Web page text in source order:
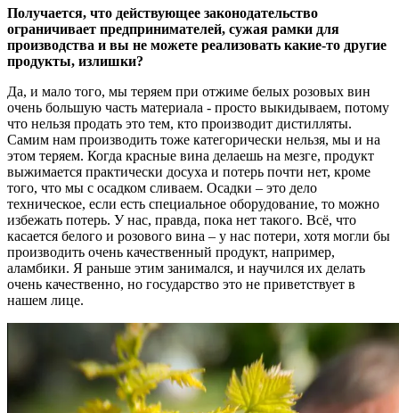
Получается, что действующее законодательство
ограничивает предпринимателей, сужая рамки для
производства и вы не можете реализовать какие-то другие
продукты, излишки?
Да, и мало того, мы теряем при отжиме белых розовых вин
очень большую часть материала - просто выкидываем, потому
что нельзя продать это тем, кто производит дистилляты.
Самим нам производить тоже категорически нельзя, мы и на
этом теряем. Когда красные вина делаешь на мезге, продукт
выжимается практически досуха и потерь почти нет, кроме
того, что мы с осадком сливаем. Осадки – это дело
техническое, если есть специальное оборудование, то можно
избежать потерь. У нас, правда, пока нет такого. Всё, что
касается белого и розового вина – у нас потери, хотя могли бы
производить очень качественный продукт, например,
аламбики. Я раньше этим занимался, и научился их делать
очень качественно, но государство это не приветствует в
нашем лице.